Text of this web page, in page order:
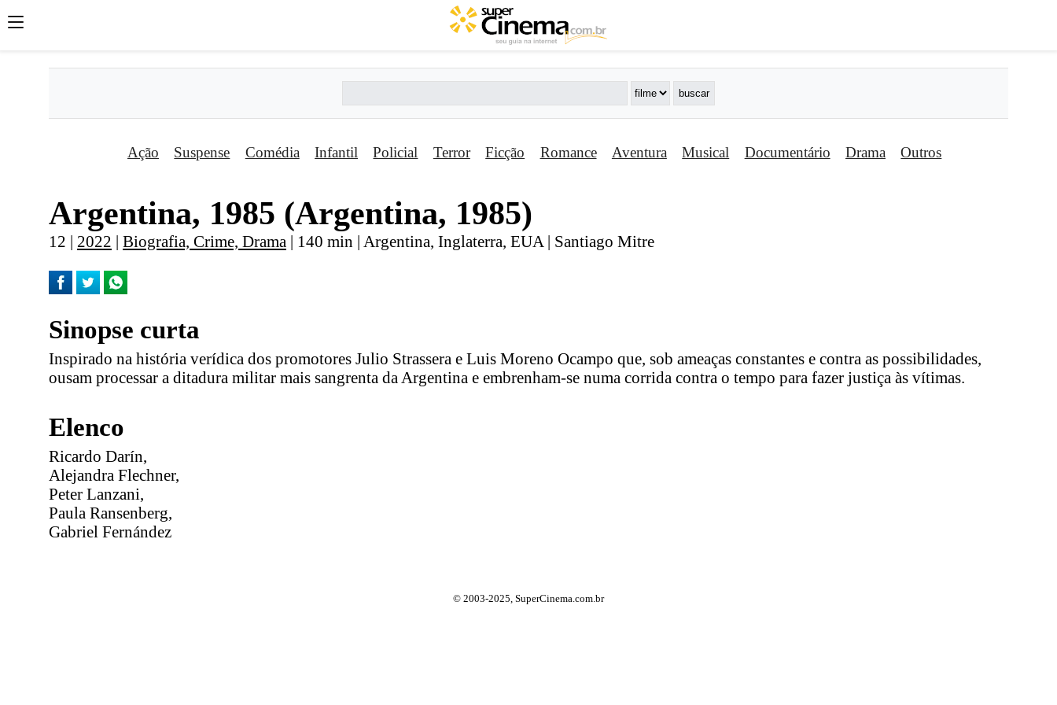
Ação Suspense Comédia Infantil Policial Terror Ficção Romance Aventura Musical Documentário Drama Outros
Argentina, 1985 (Argentina, 1985)
12 | 2022 | Biografia, Crime, Drama | 140 min | Argentina, Inglaterra, EUA | Santiago Mitre
Sinopse curta
Inspirado na história verídica dos promotores Julio Strassera e Luis Moreno Ocampo que, sob ameaças constantes e contra as possibilidades,
ousam processar a ditadura militar mais sangrenta da Argentina e embrenham-se numa corrida contra o tempo para fazer justiça às vítimas.
Elenco
Ricardo Darín,
Alejandra Flechner,
Peter Lanzani,
Paula Ransenberg,
Gabriel Fernández
© 2003-2025, SuperCinema.com.br